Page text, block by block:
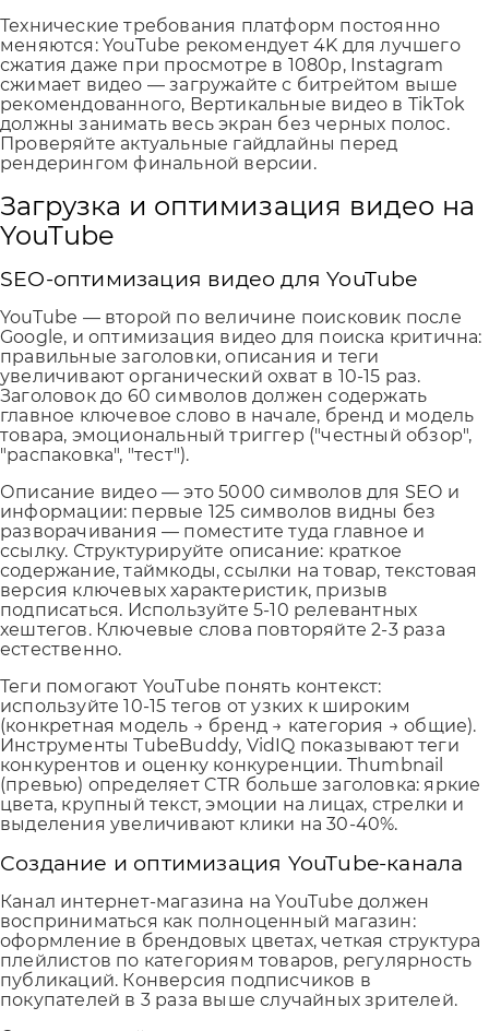
Технические требования платформ постоянно
меняются: YouTube рекомендует 4K для лучшего
сжатия даже при просмотре в 1080p, Instagram
сжимает видео — загружайте с битрейтом выше
рекомендованного, Вертикальные видео в TikTok
должны занимать весь экран без черных полос.
Проверяйте актуальные гайдлайны перед
рендерингом финальной версии.
Загрузка и оптимизация видео на
YouTube
SEO-оптимизация видео для YouTube
YouTube — второй по величине поисковик после
Google, и оптимизация видео для поиска критична:
правильные заголовки, описания и теги
увеличивают органический охват в 10-15 раз.
Заголовок до 60 символов должен содержать
главное ключевое слово в начале, бренд и модель
товара, эмоциональный триггер ("честный обзор",
"распаковка", "тест").
Описание видео — это 5000 символов для SEO и
информации: первые 125 символов видны без
разворачивания — поместите туда главное и
ссылку. Структурируйте описание: краткое
содержание, таймкоды, ссылки на товар, текстовая
версия ключевых характеристик, призыв
подписаться. Используйте 5-10 релевантных
хештегов. Ключевые слова повторяйте 2-3 раза
естественно.
Теги помогают YouTube понять контекст:
используйте 10-15 тегов от узких к широким
(конкретная модель → бренд → категория → общие).
Инструменты TubeBuddy, VidIQ показывают теги
конкурентов и оценку конкуренции. Thumbnail
(превью) определяет CTR больше заголовка: яркие
цвета, крупный текст, эмоции на лицах, стрелки и
выделения увеличивают клики на 30-40%.
Создание и оптимизация YouTube-канала
Канал интернет-магазина на YouTube должен
восприниматься как полноценный магазин:
оформление в брендовых цветах, четкая структура
плейлистов по категориям товаров, регулярность
публикаций. Конверсия подписчиков в
покупателей в 3 раза выше случайных зрителей.